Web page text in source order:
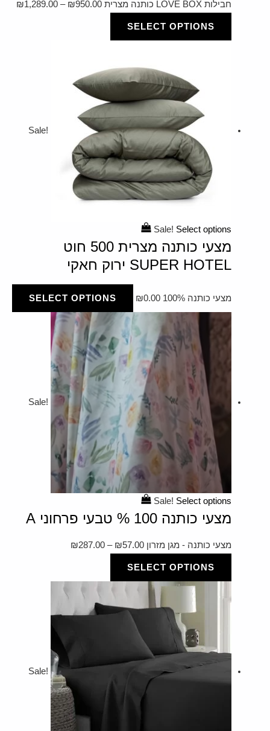
חבילות LOVE BOX כותנה מצרית ₪950.00
–
₪1,289.00
SELECT OPTIONS
Sale!
Sale! Select options
מצעי כותנה מצרית 500 חוט
SUPER HOTEL ירוק חאקי
מצעי כותנה 100% ₪0.00
SELECT OPTIONS
Sale!
Sale! Select options
מצעי כותנה 100 % טבעי פרחוני A
מצעי כותנה - מגן מזרון ₪57.00
–
₪287.00
SELECT OPTIONS
Sale!